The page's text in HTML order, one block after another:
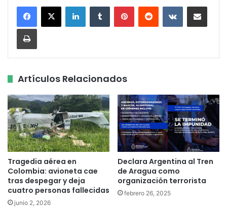
LinkedInTumblr PinterestReddit VKontakteShare via Email
Print
Artículos Relacionados
Tragedia aérea en
Colombia: avioneta cae
tras despegar y deja
cuatro personas fallecidas
junio 2, 2026
Declara Argentina al Tren
de Aragua como
organización terrorista
febrero 26, 2025